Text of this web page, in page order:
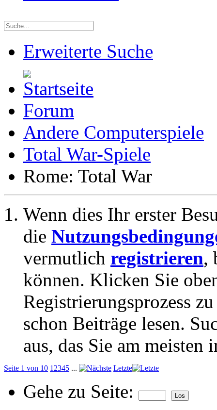
Erweiterte Suche
Forum
Andere Computerspiele
Total War-Spiele
Rome: Total War
Wenn dies Ihr erster
die
vermutlich registrieren,
können. Klicken Sie
Registrierungsprozess
schon Beiträge lesen.
aus, das Sie am meisten
Seite 1 von 10 1 2345 ... Letzte
Gehe zu Seite: